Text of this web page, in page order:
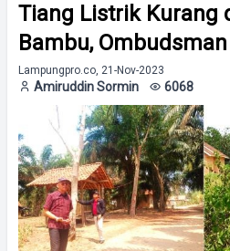
Tiang Listrik Kurang
Bambu,
Lampungpro.co, 21-Nov-2023
Amiruddin Sormin 6068